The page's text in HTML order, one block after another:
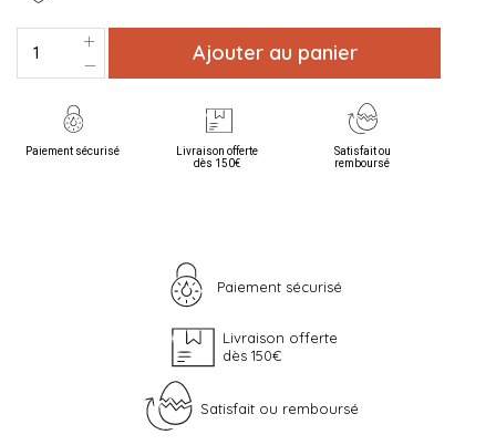
Ajouter au panier
Paiement sécurisé
Livraison offerte
dès 150€
Satisfait ou
remboursé
Paiement sécurisé
Livraison offerte
dès 150€
Satisfait ou remboursé